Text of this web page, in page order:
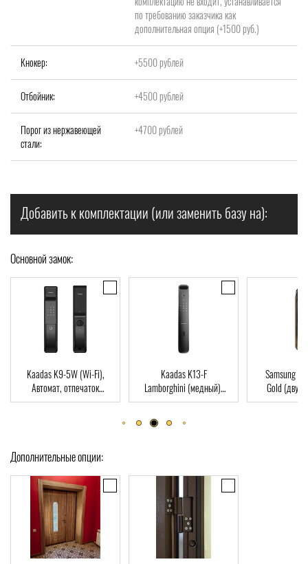
по требованию заказчика как
дополнительная опция (+1500 руб.)
Кнокер: +5500 рублей
Отбойник: +4500 рублей
Порог из нержавеющей
стали:
+4700 рублей
Добавить к комплектации (или заменить базу на):
Основной замок:
Card
Kaadas K13-F
Lamborghini (медный),
Автомат, Face-ID,
Samsung SHP-DP728
Gold (двухригельная
врезная часть), Автомат,
Дополнительные опции: